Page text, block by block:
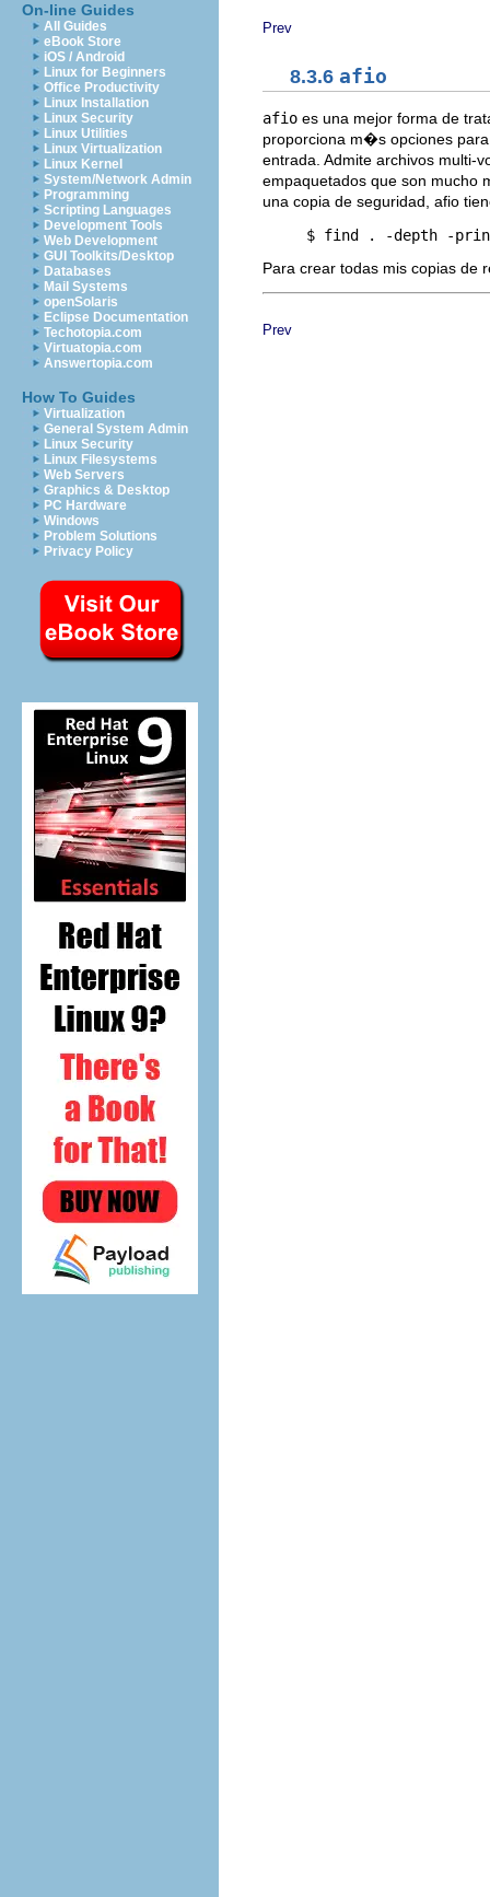
On-line Guides
All Guides
eBook Store
iOS / Android
Linux for Beginners
Office Productivity
Linux Installation
Linux Security
Linux Utilities
Linux Virtualization
Linux Kernel
System/Network Admin
Programming
Scripting Languages
Development Tools
Web Development
GUI Toolkits/Desktop
Databases
Mail Systems
openSolaris
Eclipse Documentation
Techotopia.com
Virtuatopia.com
Answertopia.com
How To Guides
Virtualization
General System Admin
Linux Security
Linux Filesystems
Web Servers
Graphics & Desktop
PC Hardware
Windows
Problem Solutions
Privacy Policy
Prev
8.3.6 afio
afio es una mejor forma de
proporciona m�s opciones
entrada. Admite archivos multi-
empaquetados que son
una copia de seguridad, afio
Para crear todas mis copias de
Prev